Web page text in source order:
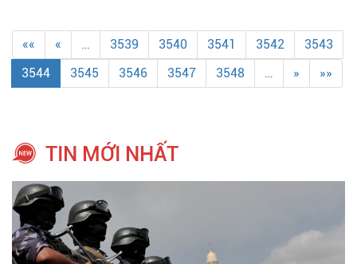
«« « … 3539 3540 3541 3542
3543
3544
3545 3546 3547 3548 … » »»
TIN MỚI NHẤT